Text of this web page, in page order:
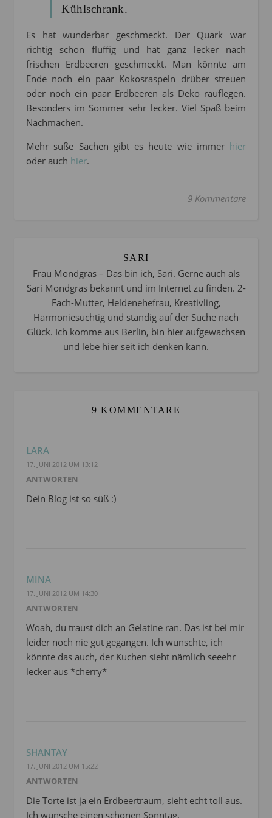
Kühlschrank.
Es hat wunderbar geschmeckt. Der Quark war
richtig schön fluffig und hat ganz lecker nach
frischen Erdbeeren geschmeckt. Man könnte am
Ende noch ein paar Kokosraspeln drüber streuen
oder noch ein paar Erdbeeren als Deko rauflegen.
Besonders im Sommer sehr lecker. Viel Spaß beim
Nachmachen.
Mehr süße Sachen gibt es heute wie immer hier
oder auch hier.
9 Kommentare
SARI
Frau Mondgras – Das bin ich, Sari. Gerne auch als
Sari Mondgras bekannt und im Internet zu finden. 2-
Fach-Mutter, Heldenehefrau, Kreativling,
Harmoniesüchtig und ständig auf der Suche nach
Glück. Ich komme aus Berlin, bin hier aufgewachsen
und lebe hier seit ich denken kann.
9 KOMMENTARE
LARA
17. JUNI 2012 UM 13:12
ANTWORTEN
Dein Blog ist so süß :)
MINA
17. JUNI 2012 UM 14:30
ANTWORTEN
Woah, du traust dich an Gelatine ran. Das ist bei mir
leider noch nie gut gegangen. Ich wünschte, ich
könnte das auch, der Kuchen sieht nämlich seeehr
lecker aus *cherry*
SHANTAY
17. JUNI 2012 UM 15:22
ANTWORTEN
Die Torte ist ja ein Erdbeertraum, sieht echt toll aus.
Ich wünsche einen schönen Sonntag.